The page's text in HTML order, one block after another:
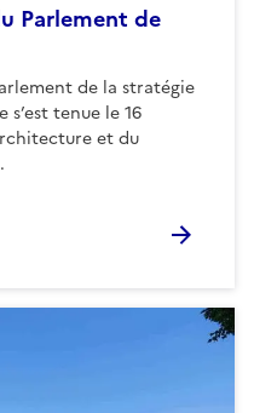
Parlement de
de la stratégie
tenue le 16
et du